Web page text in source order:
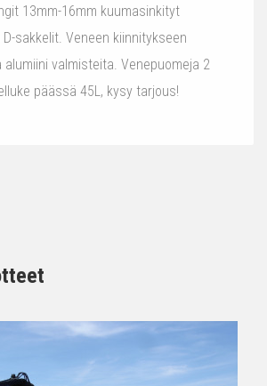
13mm-16mm kuumasinkityt
sakkelit. Veneen kiinnitykseen
alumiini valmisteita. Venepuomeja 2
päässä 45L, kysy tarjous!